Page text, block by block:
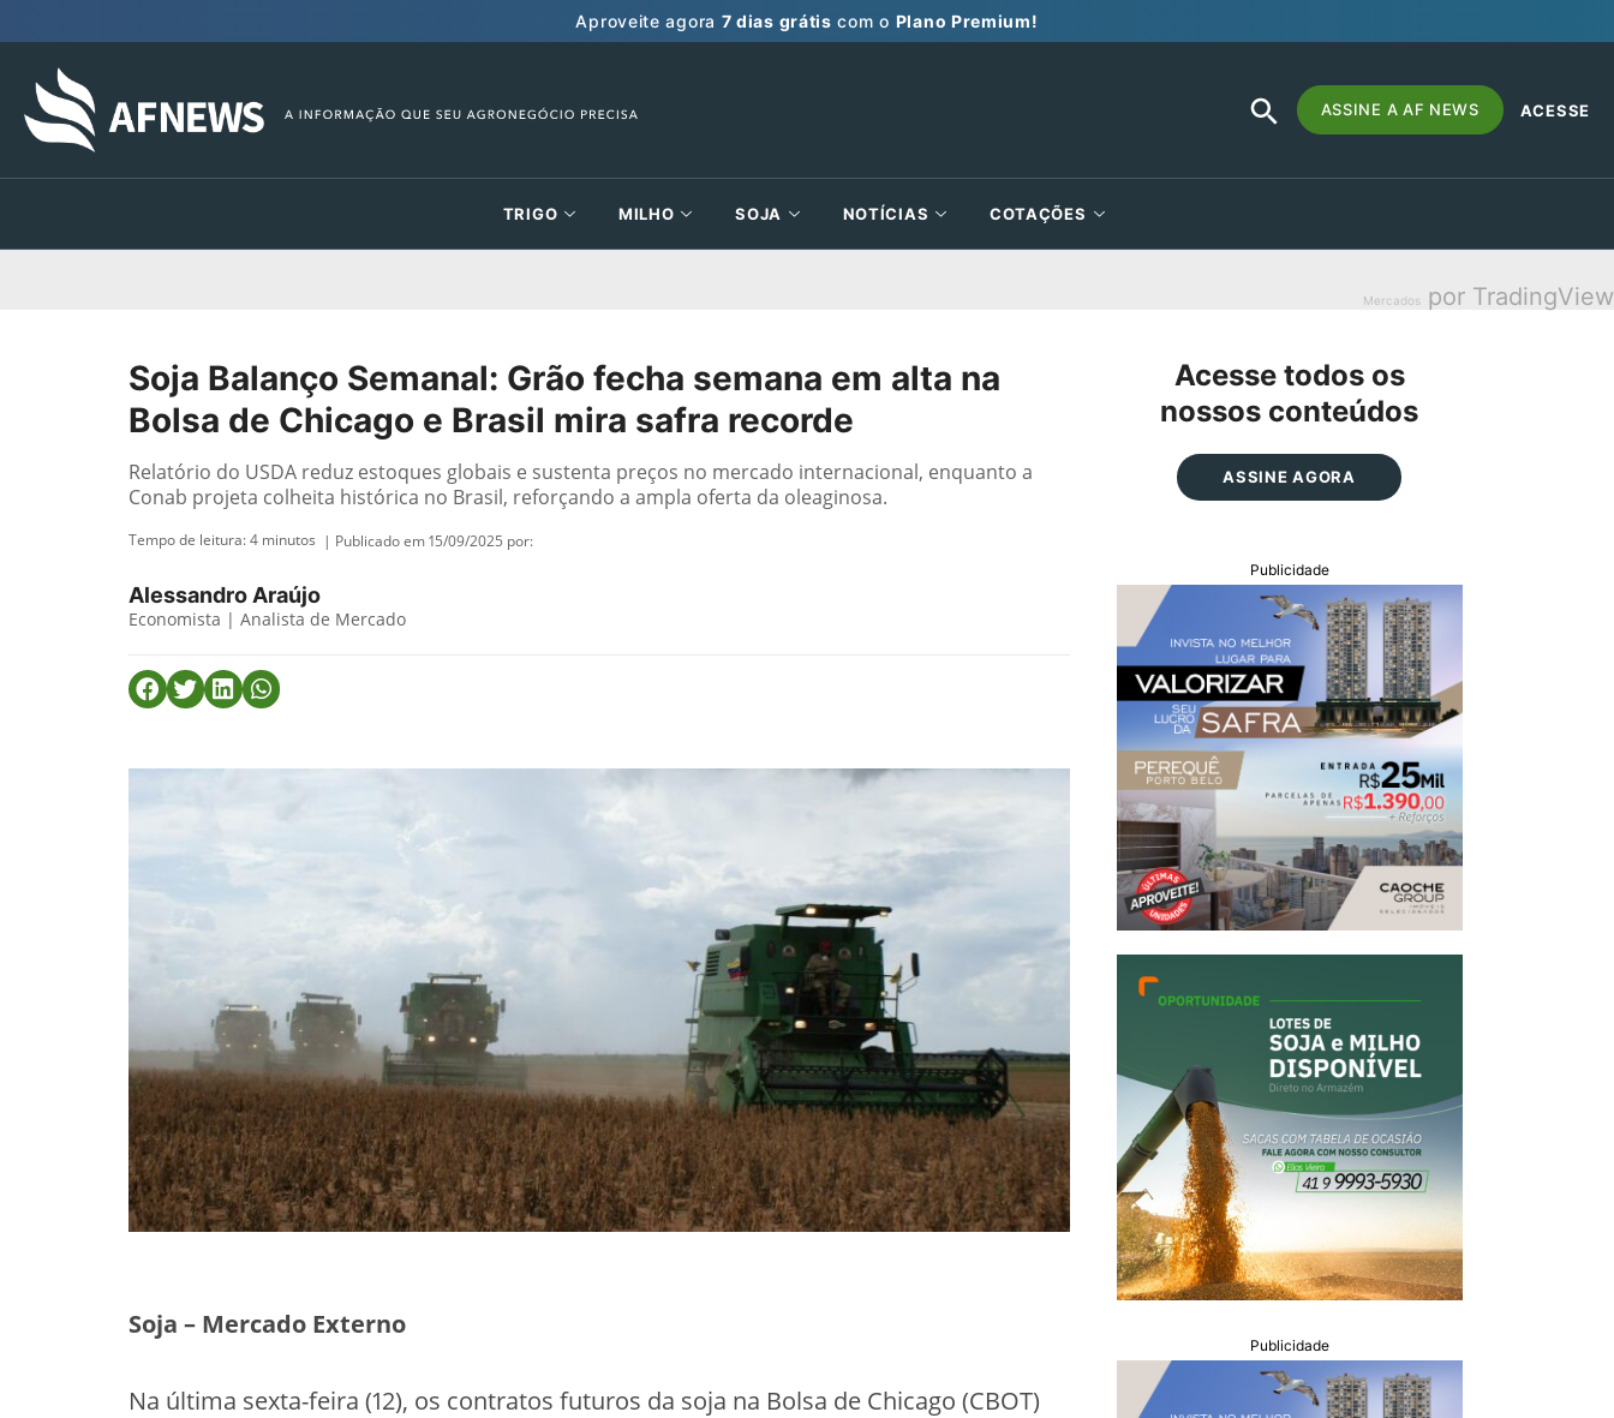
Aproveite agora 7 dias grátis com o Plano Premium!
Search
for:
SEARCH
BUTTON
ASSINE A AF NEWS ACESSE
TRIGO MILHO SOJA NOTÍCIAS COTAÇÕES
Mercados por TradingView
Soja Balanço Semanal: Grão fecha semana em alta na
Bolsa de Chicago e Brasil mira safra recorde
Relatório do USDA reduz estoques globais e sustenta preços no mercado internacional, enquanto a
Conab projeta colheita histórica no Brasil, reforçando a ampla oferta da oleaginosa.
Tempo de leitura:4 minutos | Publicado em 15/09/2025 por:
Alessandro Araújo
Economista | Analista de Mercado
Soja – Mercado Externo
Na última sexta-feira (12), os contratos futuros da soja na Bolsa de Chicago (CBOT)
Acesse todos os
nossos conteúdos
ASSINE AGORA
Publicidade
Publicidade